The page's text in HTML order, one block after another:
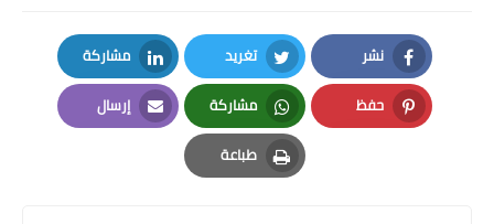
نشر
Facebook
تغريد
Twitter
مشاركة
LinkedIn
حفظ
Pinterest
مشاركة
Whatsapp
إرسال
Email
طباعة
Print